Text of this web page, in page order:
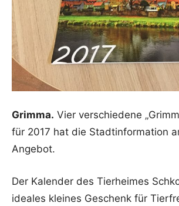
Grimma. Vier verschiedene
für 2017 hat die Stadtinformation
Angebot.
Der Kalender des Tierheimes
ideales kleines Geschenk für